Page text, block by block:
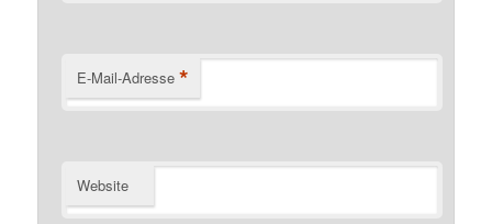
E-Mail-Adresse *
Website